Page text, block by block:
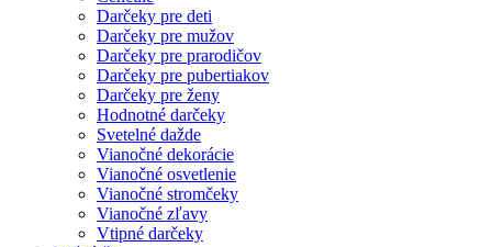
Darčeky pre deti
Darčeky pre mužov
Darčeky pre prarodičov
Darčeky pre pubertiakov
Darčeky pre ženy
Hodnotné darčeky
Svetelné dažde
Vianočné dekorácie
Vianočné osvetlenie
Vianočné stromčeky
Vianočné zľavy
Vtipné darčeky